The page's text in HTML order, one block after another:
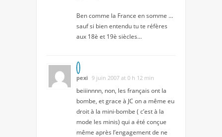
Ben comme la France en somme …
sauf si bien entendu tu te réfères
aux 18è et 19è siècles…
pexi 9 juin 2007 at 0 h 12 min
beiiinnnn, non, les français ont la
bombe, et grace à JC on a même eu
droit à la mini-bombe ( c’est à la
mode les minis) qui a été conçue
même après l’engagement de ne